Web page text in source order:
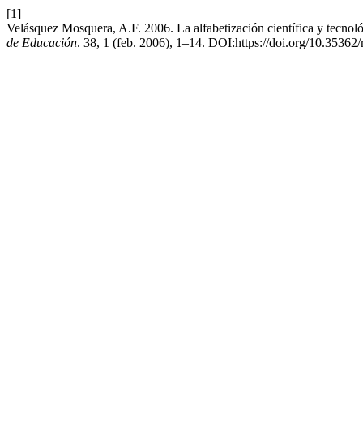
[1]
Velásquez Mosquera, A.F. 2006. La alfabetización científica y
de Educación. 38, 1 (feb. 2006), 1–14. DOI:https://doi.org/